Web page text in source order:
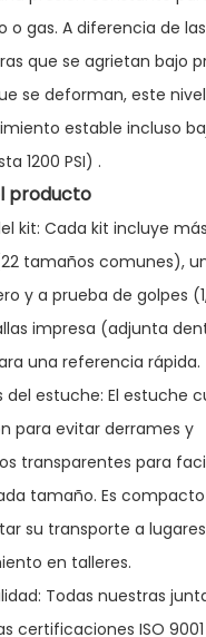
o gas. A diferencia de
que se agrietan bajo
se deforman, este
estable incluso
1200 PSI) .
producto
kit: Cada kit incluye
tamaños comunes),
y a prueba de golpes
impresa (adjunta
una referencia rápida.
estuche: El estuche
para evitar derrames y
transparentes para
tamaño. Es compacto
su transporte a
en talleres.
Todas nuestras
certificaciones ISO 9001